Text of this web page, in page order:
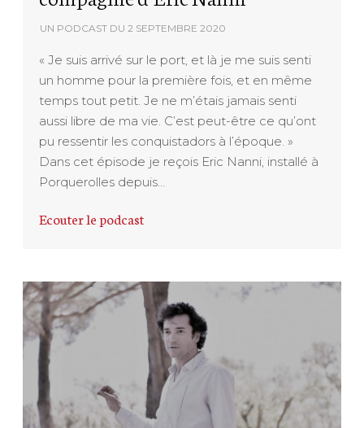
UN PODCAST DU2 SEPTEMBRE 2020
« Je suis arrivé sur le port, et là je me suis senti
un homme pour la première fois, et en même
temps tout petit. Je ne m’étais jamais senti
aussi libre de ma vie. C’est peut-être ce qu’ont
pu ressentir les conquistadors à l’époque. »
Dans cet épisode je reçois Eric Nanni, installé à
Porquerolles depuis…
Ecouter le podcast